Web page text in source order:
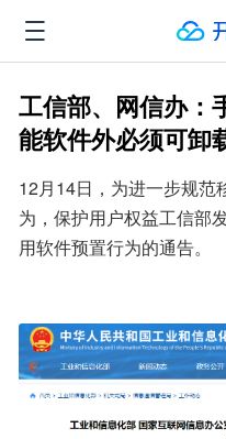
工信部、网信办：
能软件外必须可卸
12月14日，为进一步规范
为，保护用户权益工信部
用软件预置行为的通告。